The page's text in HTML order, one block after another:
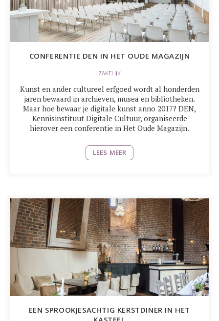
CONFERENTIE DEN IN HET OUDE MAGAZIJN
ZAKELIJK
Kunst en ander cultureel erfgoed wordt al honderden
jaren bewaard in archieven, musea en bibliotheken.
Maar hoe bewaar je digitale kunst anno 2017? DEN,
Kennisinstituut Digitale Cultuur, organiseerde
hierover een conferentie in Het Oude Magazijn.
LEES MEER
EEN SPROOKJESACHTIG KERSTDINER IN HET